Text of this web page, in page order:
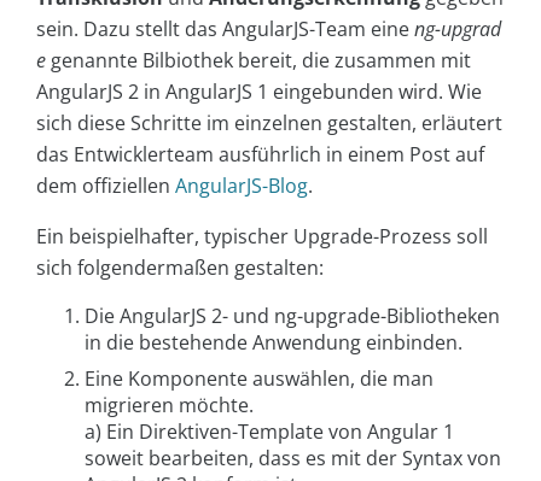
sein. Dazu stellt das AngularJS-Team eineng-upgrad
e genannte Bilbiothek bereit, die zusammen mit
AngularJS 2 in AngularJS 1 eingebunden wird. Wie
sich diese Schritte im einzelnen gestalten, erläutert
das Entwicklerteam ausführlich in einem Post auf
dem offiziellen AngularJS-Blog.
Ein beispielhafter, typischer Upgrade-Prozess soll
sich folgendermaßen gestalten:
Die AngularJS 2- und ng-upgrade-Bibliotheken
in die bestehende Anwendung einbinden.
Eine Komponente auswählen, die man
migrieren möchte.
a) Ein Direktiven-Template von Angular 1
soweit bearbeiten, dass es mit der Syntax von